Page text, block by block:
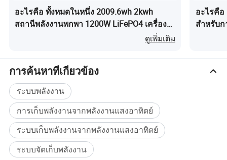
•กำลังไฟต่อเนื่องกำลังแรง 1200 วัตต์กำลังแรงสูงสนับสนุน
เครื่องใช้ไฟฟ้าหลายรุ่นตั้งแต่โทรศัพท์ ( ชาร์จ 242 ครั้ง ) ถึง
สำหรับ 66h หรือ 100W TV สำหรับ 20h หรือ 150W สำหรับ
13h และอื่นๆ
รูปภาพแบบละเอียด
อะไรคือ ทั้งหมดในหนึ่ง 2009.6wh 2kwh
สถานีพลังงานพกพา 1200W LiFePO4 เครื่อง
กำเนิดพลังงานแสงอาทิตย์สำรองฉุกเฉินกลาง
ดูเพิ่มเติม
อะไรคื
สำหรับ
การค้นหาที่เกี่ยวข้อง
ระบบพลังงาน
การเก็บพลังงานจากพลังงานแสงอาทิตย์
ระบบเก็บพลังงานจากพลังงานแสงอาทิตย์
ระบบจัดเก็บพลังงาน